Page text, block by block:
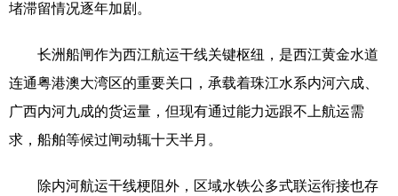
堵滞留情况逐年加剧。
长洲船闸作为西江航运干线关键枢纽，是西江黄金水道
连通粤港澳大湾区的重要关口，承载着珠江水系内河六成、
广西内河九成的货运量，但现有通过能力远跟不上航运需
求，船舶等候过闸动辄十天半月。
除内河航运干线梗阻外，区域水铁公多式联运衔接也存